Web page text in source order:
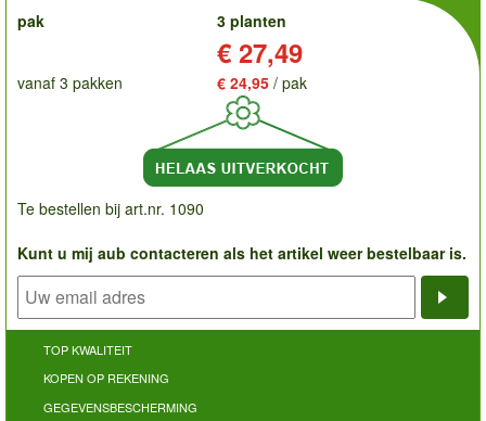
order
pak
3 planten
€ 27,49
vanaf 3 pakken € 24,95 / pak
Te bestellen bij art.nr. 1090
Kunt u mij aub contacteren als het artikel weer bestelbaar is.
TOP KWALITEIT
KOPEN OP REKENING
GEGEVENSBESCHERMING